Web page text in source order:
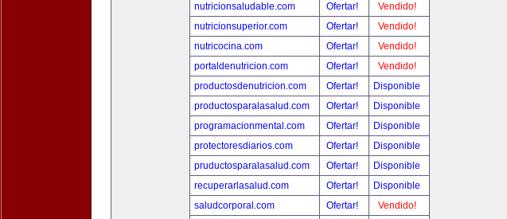
nutricionsaludable.com
Ofertar!
Vendido!
nutricionsuperior.com
Ofertar!
Vendido!
nutricocina.com
Ofertar!
Vendido!
portaldenutricion.com
Ofertar!
Vendido!
productosdenutricion.com
Ofertar!
Disponible
productosparalasalud.com
Ofertar!
Disponible
programacionmental.com
Ofertar!
Disponible
protectoresdiarios.com
Ofertar!
Disponible
pruductosparalasalud.com
Ofertar!
Disponible
recuperarlasalud.com
Ofertar!
Disponible
saludcorporal.com
Ofertar!
Vendido!